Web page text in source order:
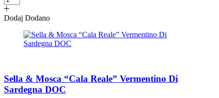
Dodaj Dodano
Sella & Mosca “Cala Reale” Vermentino Di
Sardegna DOC